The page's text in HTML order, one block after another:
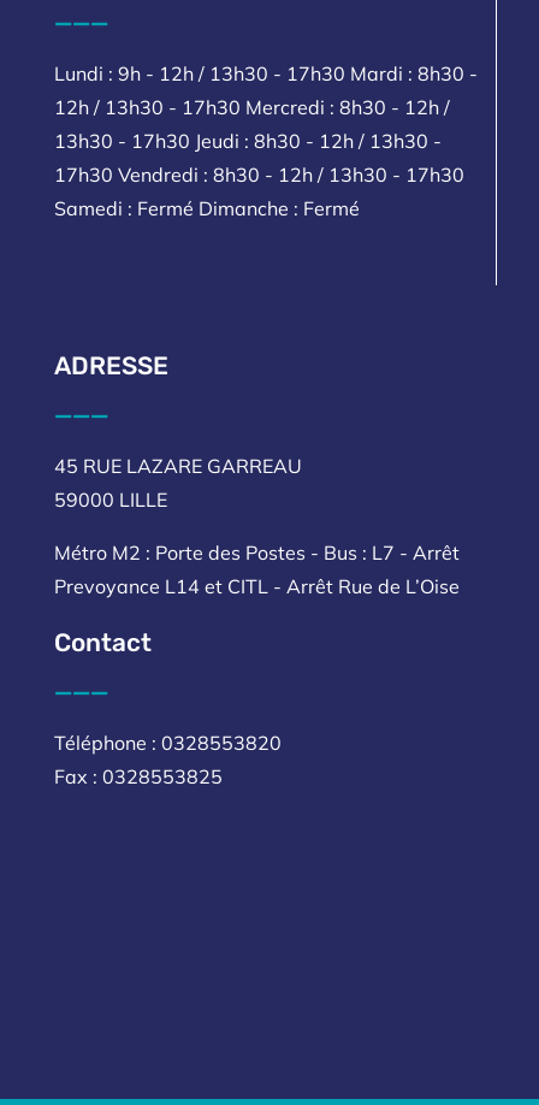
___
Lundi : 9h - 12h / 13h30 - 17h30 Mardi : 8h30 -
12h / 13h30 - 17h30 Mercredi : 8h30 - 12h /
13h30 - 17h30 Jeudi : 8h30 - 12h / 13h30 -
17h30 Vendredi : 8h30 - 12h / 13h30 - 17h30
Samedi : Fermé Dimanche : Fermé
ADRESSE
___
45 RUE LAZARE GARREAU
59000 LILLE
Métro M2 : Porte des Postes - Bus : L7 - Arrêt
Prevoyance L14 et CITL - Arrêt Rue de L’Oise
Contact
___
Téléphone : 0328553820
Fax : 0328553825